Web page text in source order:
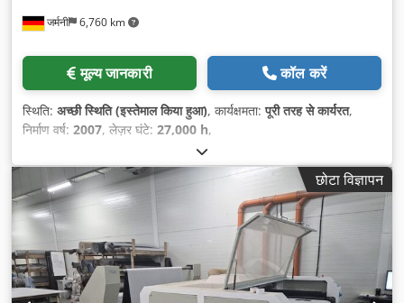
जर्मनी 6,760 km
मूल्य जानकारी कॉल करें
स्थिति: अच्छी स्थिति (इस्तेमाल किया हुआ), कार्यक्षमता:पूरी तरह से कार्यरत,
निर्माण वर्ष: 2007, लेज़र घंटे: 27,000 h,
छोटा विज्ञापन